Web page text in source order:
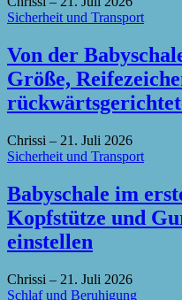
Sicherheit und Transport
Von der
Größe,
Chrissi – 21. Juli 2026
Sicherheit und Transport
Babyschale im
Kopfstütze und
einstellen
Chrissi – 21. Juli 2026
Schlaf und Beruhigung